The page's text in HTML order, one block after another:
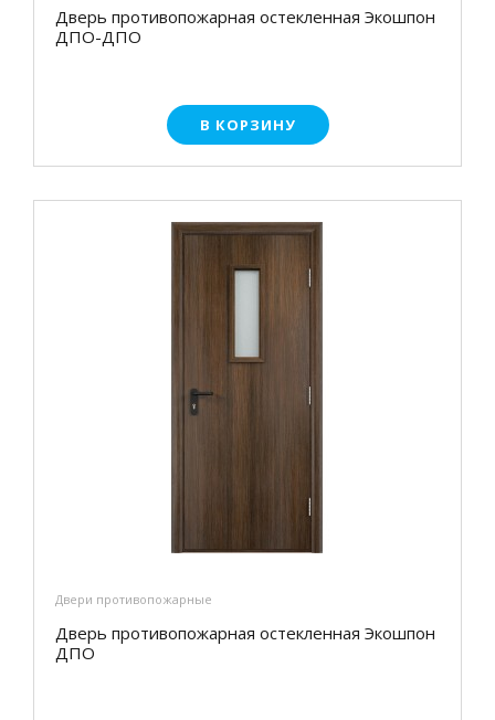
Дверь противопожарная остекленная Экошпон
ДПО-ДПО
В КОРЗИНУ
Двери противопожарные
Дверь противопожарная остекленная Экошпон
ДПО